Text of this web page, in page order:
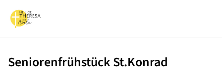
Seniorenfrühstück St.Konrad